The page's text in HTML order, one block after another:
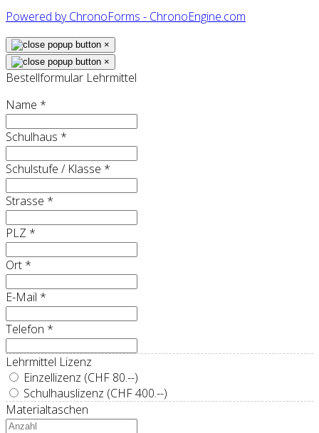
Powered by ChronoForms - ChronoEngine.com
×
×
Bestellformular Lehrmittel
Name *
Schulhaus *
Schulstufe / Klasse *
Strasse *
PLZ *
Ort *
E-Mail *
Telefon *
Lehrmittel Lizenz
Einzellizenz (CHF 80.--)
Schulhauslizenz (CHF 400.--)
Materialtaschen